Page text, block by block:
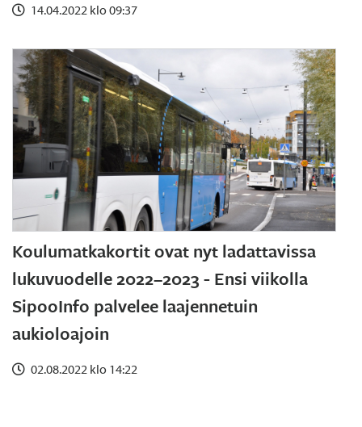
14.04.2022 klo 09:37
Koulumatkakortit ovat nyt ladattavissa
lukuvuodelle 2022–2023 - Ensi viikolla
SipooInfo palvelee laajennetuin
aukioloajoin
02.08.2022 klo 14:22